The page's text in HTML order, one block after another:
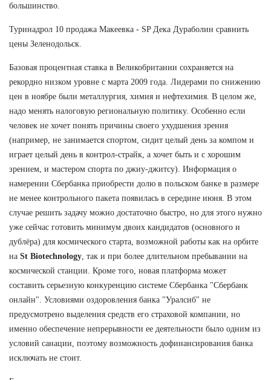
большинство.
Туринадрол 10 продажа Макеевка - SP Дека Дураболин сравнить
цены Зеленодольск.
Базовая процентная ставка в Великобритании сохраняется на
рекордно низком уровне с марта 2009 года. Лидерами по снижению
цен в ноябре были металлургия, химия и нефтехимия. В целом же,
надо менять налоговую региональную политику. Особенно если
человек не хочет понять причины своего ухудшения зрения
(например, не занимается спортом, сидит целый день за компом и
играет целый день в контрол-страйк, а хочет быть и с хорошим
зрением, и мастером спорта по джиу-джитсу). Информация о
намерении Сбербанка приобрести долю в польском банке в размере
не менее контрольного пакета появилась в середине июня. В этом
случае решить задачу можно достаточно быстро, но для этого нужно
уже сейчас готовить минимум двоих кандидатов (основного и
дублёра) для космического старта, возможной работы как на орбите
на St Biotechnology , так и при более длительном пребывании на
космической станции. Кроме того, новая платформа может
составить серьезную конкуренцию системе Сбербанка "Сбербанк
онлайн". Условиями оздоровления банка "Уралсиб" не
предусмотрено выделения средств его страховой компании, но
именно обеспечение непрерывности ее деятельности было одним из
условий санации, поэтому возможность дофинансирования банка
исключать не стоит.